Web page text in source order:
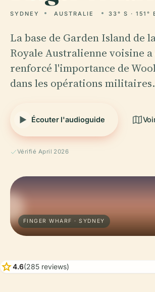
SYDNEY AUSTRALIE 33° S · 151°
La base de Garden Island de
Royale Australienne voisine
renforcé l'importance de
dans les opérations militaires.
Écouter l'audioguide
Vérifié April 2026
FINGER WHARF · SYDNEY
star4.6(285 reviews)